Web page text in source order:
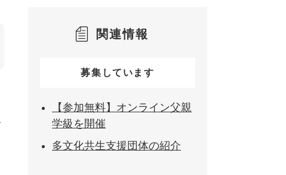
関連情報
募集しています
【参加無料】オンライン父親
学級を開催
多文化共生支援団体の紹介